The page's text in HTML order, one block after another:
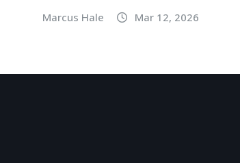
Marcus Hale Mar 12, 2026